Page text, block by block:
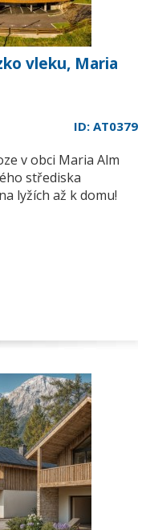
vleku, Maria
ID: AT0379
v obci Maria Alm
střediska
lyžích až k domu!